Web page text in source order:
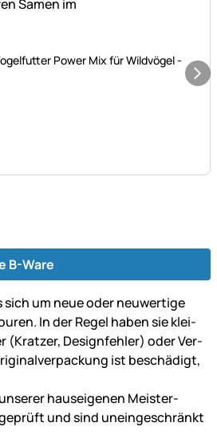
Bewertungen)
Power Mix für Wildvögel -
B-Ware
sich um neue oder neu­wer­tige
In der Regel haben sie klei­
(Kratzer, Design­fehler) oder Ver­
ist be­schä­digt,
haus­ei­ge­nen Mei­ster­
und sind un­ein­ge­schränkt